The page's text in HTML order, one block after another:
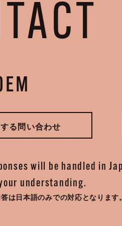
る問い合わせ
will be handled in
understanding.
は日本語のみでの対応となります。